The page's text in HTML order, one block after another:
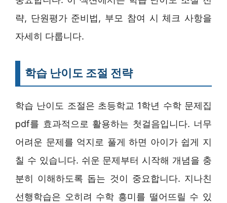
략, 단원평가 준비법, 부모 참여 시 체크 사항을
자세히 다룹니다.
학습 난이도 조절 전략
학습 난이도 조절은 초등학교 1학년 수학 문제집
pdf를 효과적으로 활용하는 첫걸음입니다. 너무
어려운 문제를 억지로 풀게 하면 아이가 쉽게 지
칠 수 있습니다. 쉬운 문제부터 시작해 개념을 충
분히 이해하도록 돕는 것이 중요합니다. 지나친
선행학습은 오히려 수학 흥미를 떨어뜨릴 수 있